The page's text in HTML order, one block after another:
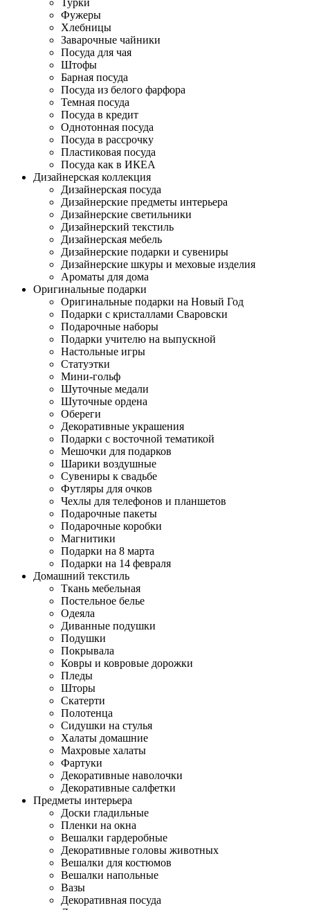
Турки
Фужеры
Хлебницы
Заварочные чайники
Посуда для чая
Штофы
Барная посуда
Посуда из белого фарфора
Темная посуда
Посуда в кредит
Однотонная посуда
Посуда в рассрочку
Пластиковая посуда
Посуда как в ИКЕА
Дизайнерская коллекция
Дизайнерская посуда
Дизайнерские предметы интерьера
Дизайнерские светильники
Дизайнерский текстиль
Дизайнерская мебель
Дизайнерские подарки и сувениры
Дизайнерские шкуры и меховые изделия
Ароматы для дома
Оригинальные подарки
Оригинальные подарки на Новый Год
Подарки с кристаллами Сваровски
Подарочные наборы
Подарки учителю на выпускной
Настольные игры
Статуэтки
Мини-гольф
Шуточные медали
Шуточные ордена
Обереги
Декоративные украшения
Подарки с восточной тематикой
Мешочки для подарков
Шарики воздушные
Сувениры к свадьбе
Футляры для очков
Чехлы для телефонов и планшетов
Подарочные пакеты
Подарочные коробки
Магнитики
Подарки на 8 марта
Подарки на 14 февраля
Домашний текстиль
Ткань мебельная
Постельное белье
Одеяла
Диванные подушки
Подушки
Покрывала
Ковры и ковровые дорожки
Пледы
Шторы
Скатерти
Полотенца
Сидушки на стулья
Халаты домашние
Махровые халаты
Фартуки
Декоративные наволочки
Декоративные салфетки
Предметы интерьера
Доски гладильные
Пленки на окна
Вешалки гардеробные
Декоративные головы животных
Вешалки для костюмов
Вешалки напольные
Вазы
Декоративная посуда